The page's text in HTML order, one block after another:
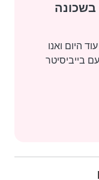
בשכונה
היום ואנו
בייביסיטר